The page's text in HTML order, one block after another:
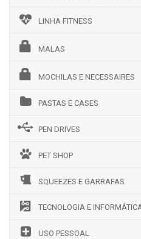
LINHA FITNESS
MALAS
MOCHILAS E NECESSAIRES
PASTAS E CASES
PEN DRIVES
PET SHOP
SQUEEZES E GARRAFAS
TECNOLOGIA E
USO PESSOAL